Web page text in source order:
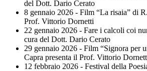
del Dott. Dario Cerato
8 gennaio 2026 - Film “La risaia” di
Prof. Vittorio Dornetti
22 gennaio 2026 - Fare i calcoli coi
cura del Dott. Dario Cerato
29 gennaio 2026 - Film “Signora per
Capra presenta il Prof. Vittorio
12 febbraio 2026 - Festival della